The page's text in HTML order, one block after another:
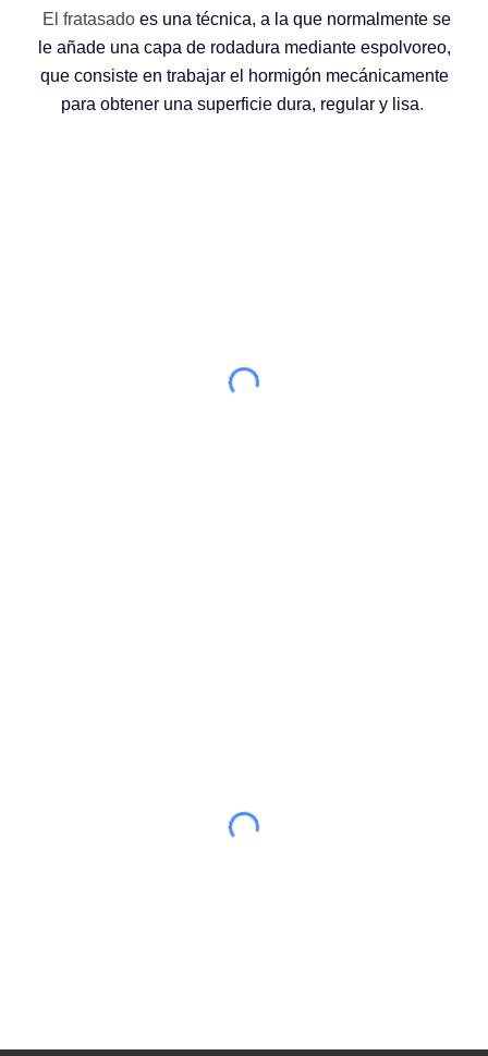
El fratasado es una técnica, a la que normalmente se
le añade una capa de rodadura mediante espolvoreo,
que consiste en trabajar el hormigón mecánicamente
para obtener una superficie dura, regular y lisa.